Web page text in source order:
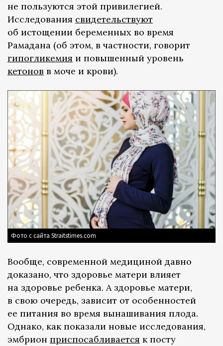
не пользуются этой привилегией.
Исследования свидетельствуют
об истощении беременных во время
Рамадана (об этом, в частности, говорит
гипогликемия и повышенный уровень
кетонов в моче и крови).
Фото с сайта Straitstimes.com
Вообще, современной медициной давно
доказано, что здоровье матери влияет
на здоровье ребенка. А здоровье матери,
в свою очередь, зависит от особенностей
ее питания во время вынашивания плода.
Однако, как показали новые исследования,
эмбрион приспосабливается к посту